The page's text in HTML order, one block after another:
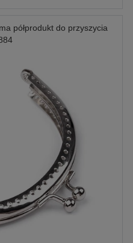
półprodukt do przyszycia